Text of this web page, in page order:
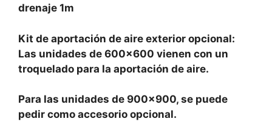
drenaje 1m
Kit de aportación de aire exterior opcional:
Las unidades de 600×600 vienen con un
troquelado para la aportación de aire.
Para las unidades de 900×900, se puede
pedir como accesorio opcional.